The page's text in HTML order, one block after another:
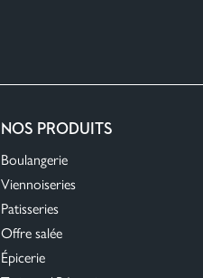
NOS PRODUITS
Boulangerie
Viennoiseries
Patisseries
Offre salée
Épicerie